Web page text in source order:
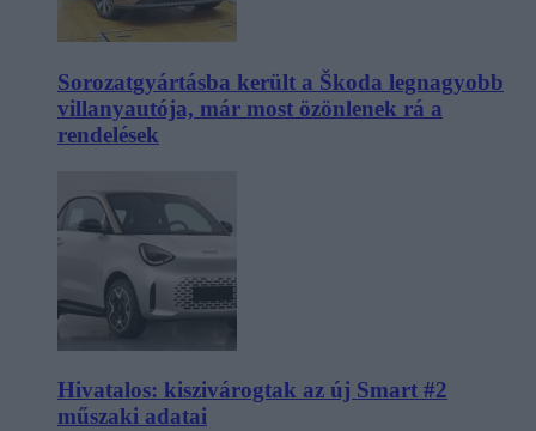
Sorozatgyártásba került a Škoda legnagyobb
villanyautója, már most özönlenek rá a
rendelések
Hivatalos: kiszivárogtak az új Smart #2
műszaki adatai